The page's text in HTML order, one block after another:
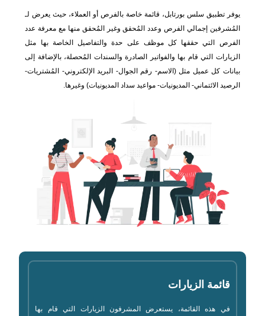
يوفر تطبيق سلس بورتابل، قائمة خاصة بالفرص أو العملاء، حيث يعرض لـ
المُشرفين إجمالي الفرص وعدد المُحقق وغير المُحقق منها مع معرفة عدد
الفرص التي حققها كل موظف على حدة والتفاصيل الخاصة بها مثل
الزيارات التي قام بها والفواتير الصادرة والسندات المُحصلة، بالإضافة إلى
بيانات كل عميل مثل (الاسم- رقم الجوال- البريد الإلكتروني- المُشتريات-
الرصيد الائتماني- المديونيات- مواعيد سداد المديونيات) وغيرها.
قائمة الزيارات
في هذه القائمة، يستعرض المشرفون الزيارات التي قام بها